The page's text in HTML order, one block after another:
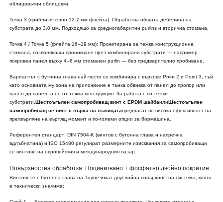
облицовъчни облицовки.
Точка 3 (приблизително 12.7 мм флейта): Обработва общата дебелина на
субстрата до 3.0 мм. Подходящо за средногабаритни purlins и вторична стомана.
Точка 4 / Точка 5 (флейта 16–19 мм): Проектирана за тежка конструкционна
стомана, позволяваща проникване през комбинирани субстрати — например
покривен панел върху 4–6 мм стоманен purlin — без предварително пробиване.
Вариантът с бутонна глава най-често се комбинира с върхове Point 2 и Point 3, тъй
като основната му зона на приложение е тънка обвивка от панел до пропор или
панел до панел, а не от тежка конструкция. За работа с по-тежки
субстрати,Шестоъгълен самопробиващ винт с EPDM шайбаилиШестоъгълен
самопробиващ се винт с върха на лъжицатапредлагат по-висока ефективност на
прехвърляне на въртящ момент и по-големи опции за бормашина.
Референтен стандарт: DIN 7504-K (винтов с бутонна глава и напречна
вдлъбнатина) и ISO 15480 регулират размерните изисквания за самопробиващи
се винтове на европейския и международния пазар.
Повърхностна обработка: Поцинковано + фосфатно двойно покритие
Винтовете с бутонна глава на Tuyue имат двуслойна повърхностна система, която
е технически значима: